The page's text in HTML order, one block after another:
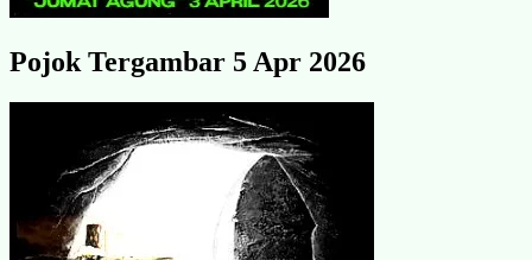
Pojok Tergambar 5 Apr 2026